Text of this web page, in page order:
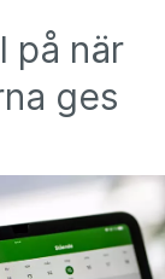
på när
ges